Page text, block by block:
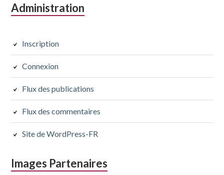
Colonne
subsidiaire
Administration
Inscription
Connexion
Flux des publications
Flux des commentaires
Site de WordPress-FR
Images Partenaires